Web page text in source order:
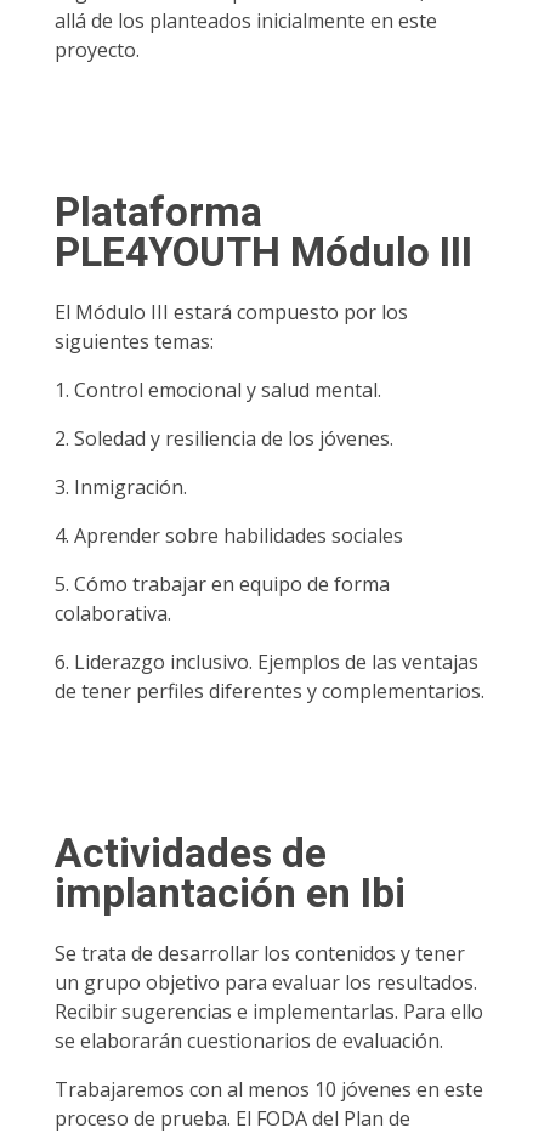
allá de los planteados inicialmente en este
proyecto.
Plataforma
PLE4YOUTH Módulo III
El Módulo III estará compuesto por los
siguientes temas:
1. Control emocional y salud mental.
2. Soledad y resiliencia de los jóvenes.
3. Inmigración.
4. Aprender sobre habilidades sociales
5. Cómo trabajar en equipo de forma
colaborativa.
6. Liderazgo inclusivo. Ejemplos de las ventajas
de tener perfiles diferentes y complementarios.
Actividades de
implantación en Ibi
Se trata de desarrollar los contenidos y tener
un grupo objetivo para evaluar los resultados.
Recibir sugerencias e implementarlas. Para ello
se elaborarán cuestionarios de evaluación.
Trabajaremos con al menos 10 jóvenes en este
proceso de prueba. El FODA del Plan de